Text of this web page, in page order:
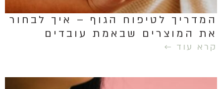
המדריך לטיפוח הגוף – איך לבחור
את המוצרים שבאמת עובדים
קרא עוד ←